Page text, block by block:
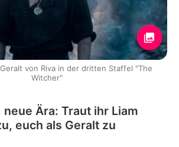
von Riva in der dritten Staffel "The
Witcher"
neue Ära: Traut ihr Liam
euch als Geralt zu